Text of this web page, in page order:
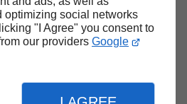
optimizing social networks
"I Agree" you consent to
our providers Google